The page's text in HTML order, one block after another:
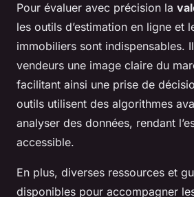
Pour évaluer avec précision la
les outils d’estimation en ligne et
immobiliers sont indispensables.
vendeurs une image claire du
facilitant ainsi une prise de
outils utilisent des algorithmes
analyser des données, rendant
accessible.
En plus, diverses ressources et
disponibles pour accompagner